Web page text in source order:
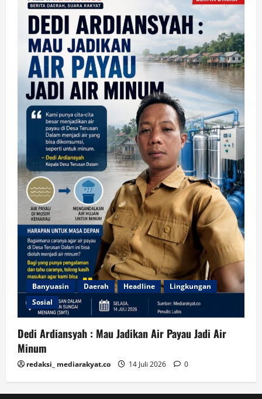
Banyuasin Daerah Headline
Lingkungan
Sosial
Dedi Ardiansyah : Mau Jadikan Air Payau Jadi Air
Minum
redaksi_ mediarakyat.co 14 Juli 2026 0